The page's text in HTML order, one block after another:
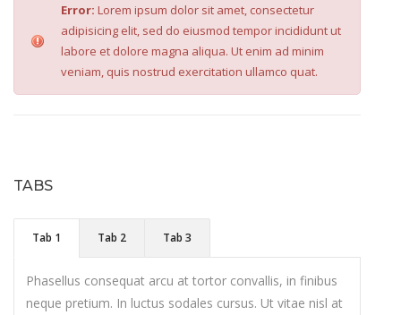
Error: Lorem ipsum dolor sit amet, consectetur
adipisicing elit, sed do eiusmod tempor incididunt ut
labore et dolore magna aliqua. Ut enim ad minim
veniam, quis nostrud exercitation ullamco quat.
TABS
Tab 1 Tab 2 Tab 3
Phasellus consequat arcu at tortor convallis, in finibus
neque pretium. In luctus sodales cursus. Ut vitae nisl at